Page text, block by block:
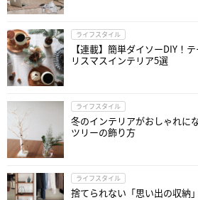
ライフスタイル
【連載】簡単ダイソーDIY！
リスマスインテリア5選
ライフスタイル
冬のインテリアがおしゃれに
ツリーの飾り方
ライフスタイル
捨てられない「思い出の収納